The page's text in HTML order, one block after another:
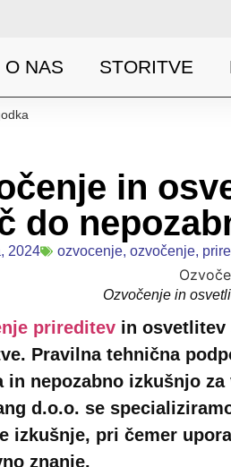
O NAS STORITVE
in
do
2024 ozvocenje, ozvočenje,
Ozvočenje in
prireditevin osvetlitev
Pravilna tehnična
in nepozabno izkušnjo
d.o.o. se
izkušnje, pri čemer
znanje.